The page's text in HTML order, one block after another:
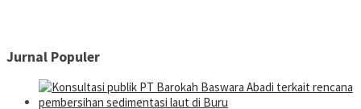
Jurnal Populer